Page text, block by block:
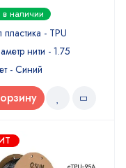
в наличии
пластика - TPU
нити - 1.75
- Синий